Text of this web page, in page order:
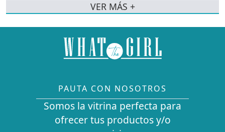
VER MÁS +
PAUTA CON NOSOTROS
Somos la vitrina perfecta para
ofrecer tus productos y/o